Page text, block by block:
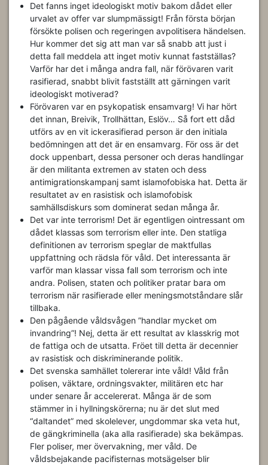
Det fanns inget ideologiskt motiv bakom dådet eller
urvalet av offer var slumpmässigt! Från första början
försökte polisen och regeringen avpolitisera händelsen.
Hur kommer det sig att man var så snabb att just i
detta fall meddela att inget motiv kunnat fastställas?
Varför har det i många andra fall, när förövaren varit
rasifierad, snabbt blivit fastställt att gärningen varit
ideologiskt motiverad?
Förövaren var en psykopatisk ensamvarg! Vi har hört
det innan, Breivik, Trollhättan, Eslöv… Så fort ett dåd
utförs av en vit ickerasifierad person är den initiala
bedömningen att det är en ensamvarg. För oss är det
dock uppenbart, dessa personer och deras handlingar
är den militanta extremen av staten och dess
antimigrationskampanj samt islamofobiska hat. Detta är
resultatet av en rasistisk och islamofobisk
samhällsdiskurs som dominerat sedan många år.
Det var inte terrorism! Det är egentligen ointressant om
dådet klassas som terrorism eller inte. Den statliga
definitionen av terrorism speglar de maktfullas
uppfattning och rädsla för våld. Det interessanta är
varför man klassar vissa fall som terrorism och inte
andra. Polisen, staten och politiker pratar bara om
terrorism när rasifierade eller meningsmotståndare slår
tillbaka.
Den pågående våldsvågen ”handlar mycket om
invandring”! Nej, detta är ett resultat av klasskrig mot
de fattiga och de utsatta. Fröet till detta är decennier
av rasistisk och diskriminerande politik.
Det svenska samhället tolererar inte våld! Våld från
polisen, väktare, ordningsvakter, militären etc har
under senare år accelererat. Många är de som
stämmer in i hyllningskörerna; nu är det slut med
“daltandet” med skolelever, ungdommar ska veta hut,
de gängkriminella (aka alla rasifierade) ska bekämpas.
Fler poliser, mer övervakning, mer våld. De
våldsbejakande pacifisternas motsägelser blir